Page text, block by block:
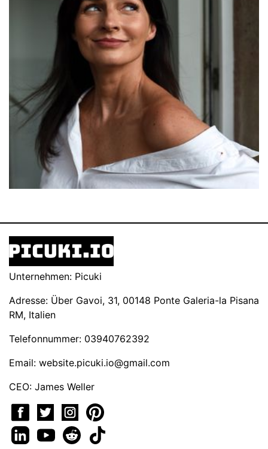
Unternehmen: Picuki
Adresse: Über Gavoi, 31, 00148 Ponte Galeria-la Pisana
RM, Italien
Telefonnummer: 03940762392
Email: website.picuki.io@gmail.com
CEO: James Weller